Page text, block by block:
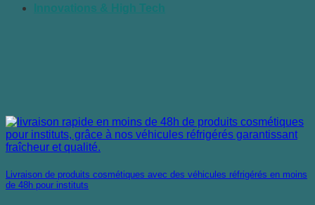
Innovations & High Tech
Livraison de produits cosmétiques avec des véhicules réfrigérés en moins
de 48h pour instituts